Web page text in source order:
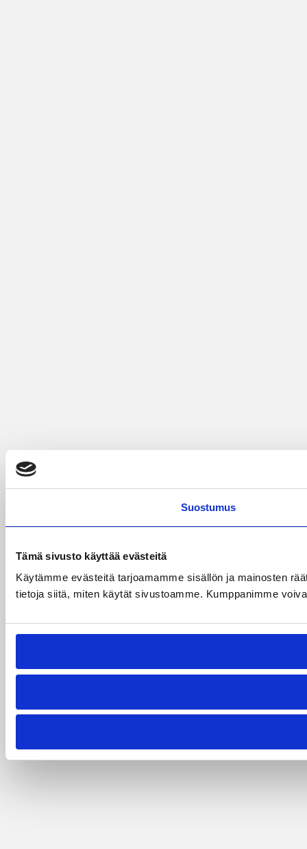
Suostumus
Tämä sivusto käyttää evästeitä
Käytämme evästeitä tarjoamamme sisällön ja mainosten
tietoja siitä, miten käytät sivustoamme. Kumppanimme